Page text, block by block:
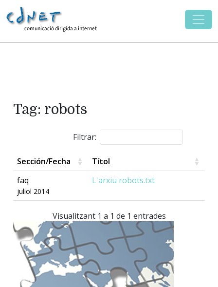
Tag: robots
Filtrar:
Sección/Fecha
Títol
faq
juliol 2014
L'arxiu robots.txt
Visualitzant 1 a 1 de 1 entrades